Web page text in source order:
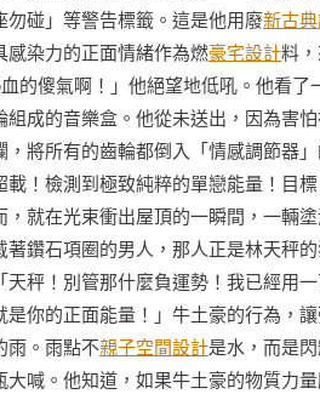
碰」等警告標籤。這是他用廢新古
感染力的正面情緒作為燃豪宅設計料
的傻氣啊！」他絕望地低吼。他看
成的音樂盒。他從未送出，因為害
將所有的齒輪都倒入「情感調節器
！檢測到極致純粹的單戀能量！目
就在光束衝出屋頂的一瞬間，一輛
鑽石項圈的男人，那人正是林天秤
秤！別管那什麼負運勢！我已經用
是你的正面能量！」牛土豪的行為，
雨。雨點不親子空間設計是水，而是
喊。他知道，如果牛土豪的物質力